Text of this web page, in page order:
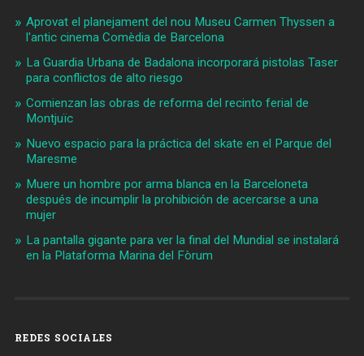
Aprovat el planejament del nou Museu Carmen Thyssen a
l'antic cinema Comèdia de Barcelona
La Guardia Urbana de Badalona incorporará pistolas Taser
para conflictos de alto riesgo
Comienzan las obras de reforma del recinto ferial de
Montjuïc
Nuevo espacio para la práctica del skate en el Parque del
Maresme
Muere un hombre por arma blanca en la Barceloneta
después de incumplir la prohibición de acercarse a una
mujer
La pantalla gigante para ver la final del Mundial se instalará
en la Plataforma Marina del Fòrum
REDES SOCIALES